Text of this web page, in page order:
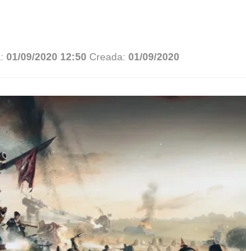
01/09/2020 12:50 Creada: 01/09/2020